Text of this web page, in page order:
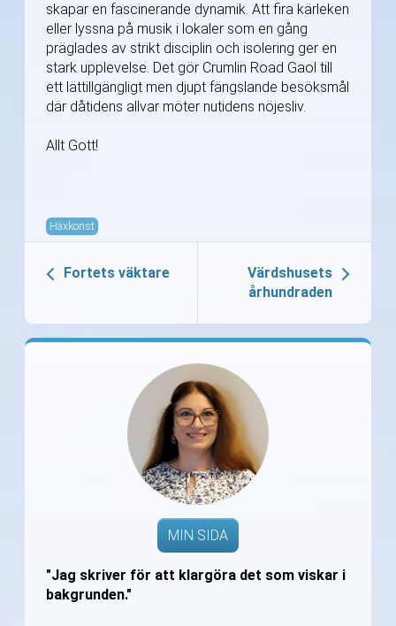
skapar en fascinerande dynamik. Att fira kärleken
eller lyssna på musik i lokaler som en gång
präglades av strikt disciplin och isolering ger en
stark upplevelse. Det gör Crumlin Road Gaol till
ett lättillgängligt men djupt fängslande besöksmål
där dåtidens allvar möter nutidens nöjesliv.
Allt Gott!
Häxkonst
Fortets väktare
Värdshusets
århundraden
MIN SIDA
"Jag skriver för att klargöra det som viskar i
bakgrunden."